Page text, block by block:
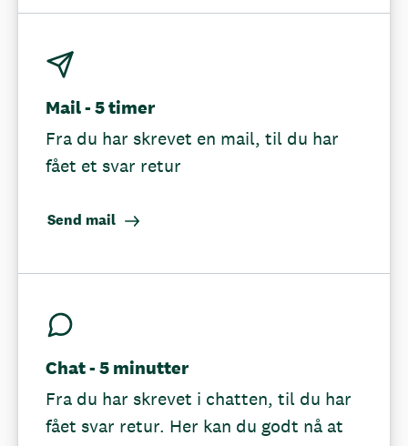
Mail - 5 timer
Fra du har skrevet en mail, til du har
fået et svar retur
Send mail
Chat - 5 minutter
Fra du har skrevet i chatten, til du har
fået svar retur. Her kan du godt nå at